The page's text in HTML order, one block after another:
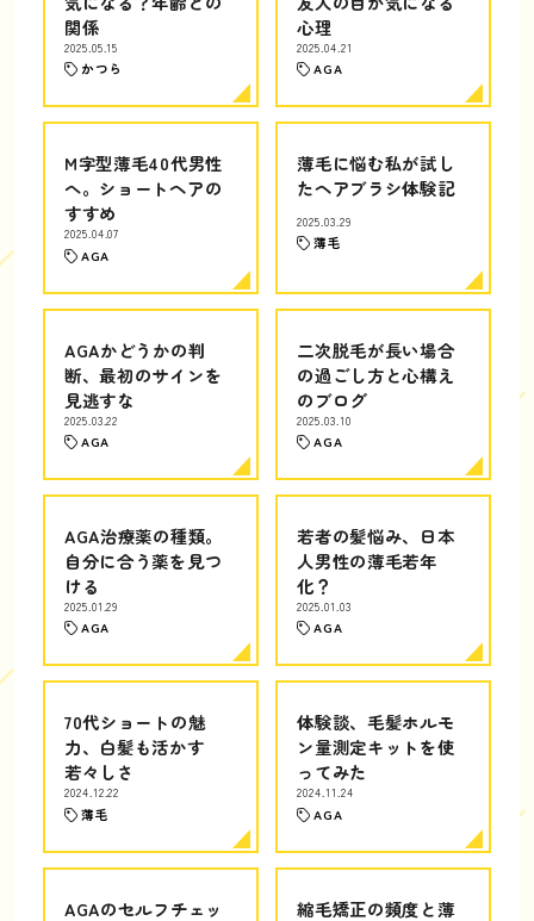
関係
2025.05.15
かつら
心理
2025.04.21
AGA
M字型薄毛40代男性
へ。ショートヘアの
すすめ
2025.04.07
AGA
薄毛に悩む私が試し
たヘアブラシ体験記
2025.03.29
薄毛
AGAかどうかの判
断、最初のサインを
見逃すな
2025.03.22
AGA
二次脱毛が長い場合
の過ごし方と心構え
のブログ
2025.03.10
AGA
AGA治療薬の種類。
自分に合う薬を見つ
ける
2025.01.29
AGA
若者の髪悩み、日本
人男性の薄毛若年
化？
2025.01.03
AGA
70代ショートの魅
力、白髪も活かす
若々しさ
2024.12.22
薄毛
体験談、毛髪ホルモ
ン量測定キットを使
ってみた
2024.11.24
AGA
AGAのセルフチェッ
縮毛矯正の頻度と薄